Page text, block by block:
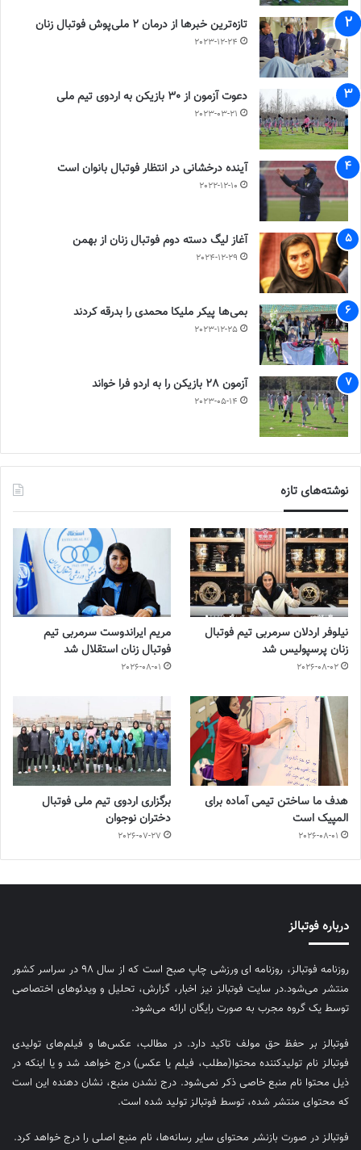
تازه‌ترین خبرها از درمان ۲ ملی‌پوش فوتبال زنان
2023-12-24
دعوت آزمون از 30 بازیکن به اردوی تیم ملی
2023-03-21
آینده درخشانی در انتظار فوتبال بانوان است
2022-12-10
آغاز لیگ دسته دوم فوتبال زنان از بهمن
2024-12-29
بمی‌ها پیکر ملیکا محمدی را بدرقه کردند
2023-12-25
آزمون 28 بازیکن را به اردو فرا خواند
2023-05-14
نوشته‌های تازه
نیلوفر اردلان سرمربی تیم فوتبال
زنان پرسپولیس شد
2026-08-02
مریم ایراندوست سرمربی تیم
فوتبال زنان استقلال شد
2026-08-01
هدف ما ساختن تیمی آماده برای
المپیک است
2026-08-01
برگزاری اردوی تیم ملی فوتبال
دختران نوجوان
2026-07-27
درباره فوتبالز
روزنامه فوتبالز، روزنامه ای ورزشی چاپ صبح است که از سال ۹۸ در سراسر کشور
منتشر می‌شود.در سایت فوتبالز نیز اخبار، گزارش، تحلیل و ویدئوهای اختصاصی
توسط یک گروه مجرب به صورت رایگان ارائه می‌شود.
فوتبالز بر حفظ حق مولف تاکید دارد. در مطالب، عکس‌ها و فیلم‌های تولیدی
فوتبالز نام تولیدکننده محتوا(مطلب، فیلم یا عکس) درج خواهد شد و یا اینکه در
ذیل محتوا نام منبع خاصی ذکر نمی‌‎شود. درج نشدن منبع، نشان دهنده این است
که محتوای منتشر شده، توسط فوتبالز تولید شده است.
فوتبالز در صورت بازنشر محتوای سایر رسانه‌ها، نام منبع اصلی را درج خواهد کرد.